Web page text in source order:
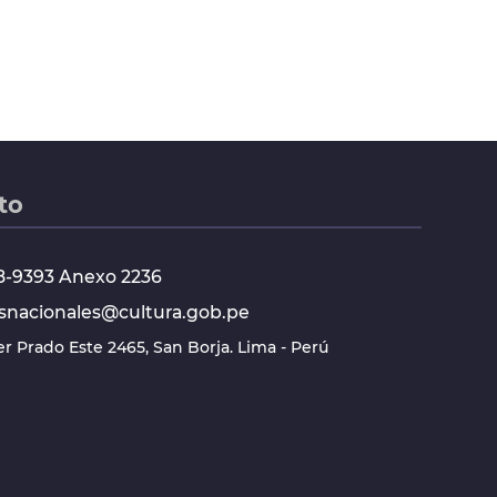
9393 Anexo 2236
Prado Este 2465, San Borja. Lima - Perú